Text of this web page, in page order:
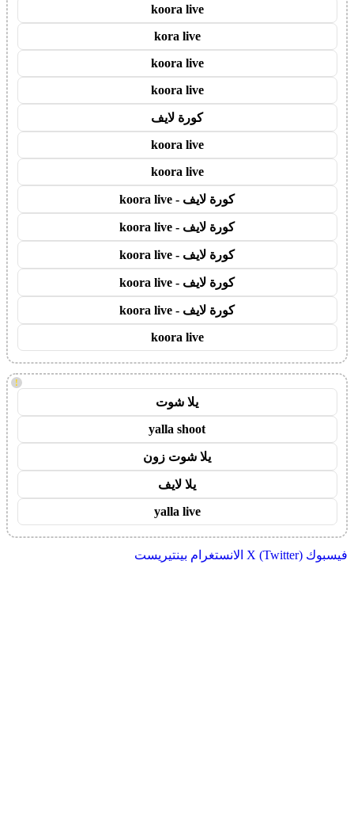
koora live
kora live
koora live
koora live
كورة لايف
koora live
koora live
كورة لايف - koora live
كورة لايف - koora live
كورة لايف - koora live
كورة لايف - koora live
كورة لايف - koora live
koora live
!
يلا شوت
yalla shoot
يلا شوت زون
يلا لايف
yalla live
فيسبوك X (Twitter) الانستغرام بينتيريست